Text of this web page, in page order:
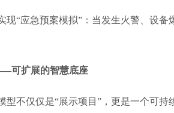
现“应急预案模拟”：当发生火警、设
可扩展的智慧底座
型不仅仅是“展示项目”，更是一个可持